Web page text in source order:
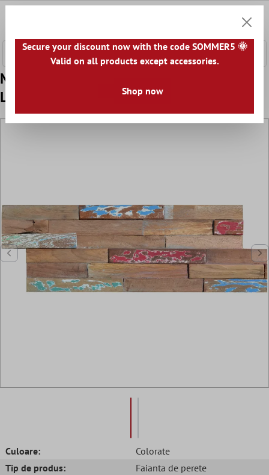
Model Fața De Perete Parament Din Lemn
Luxemburg Painted 15x60cm
Culoare:
Colorate
Tip de produs:
Faianta de perete
Secure your discount now with the code SOMMER5 🌞
Valid on all products except accessories.
Shop now